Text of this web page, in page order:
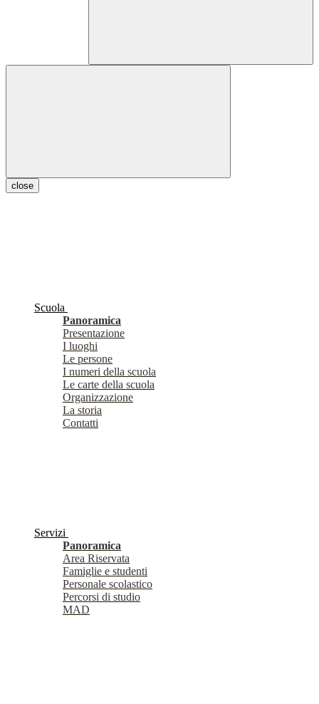
close
Scuola
Panoramica
Presentazione
I luoghi
Le persone
I numeri della scuola
Le carte della scuola
Organizzazione
La storia
Contatti
Servizi
Panoramica
Area Riservata
Famiglie e studenti
Personale scolastico
Percorsi di studio
MAD